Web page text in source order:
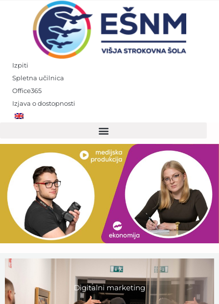
Izpiti
Spletna učilnica
Office365
Izjava o dostopnosti
Digitalni marketing